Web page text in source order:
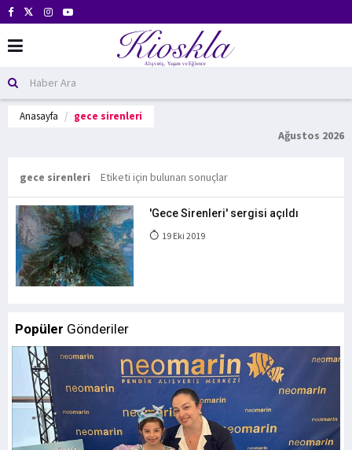
Anasayfa gece sirenleri
Ağustos 2026
gece sirenleri Etiketi için bulunan sonuçlar
'Gece Sirenleri' sergisi açıldı
19 Eki 2019
Popüler Gönderiler